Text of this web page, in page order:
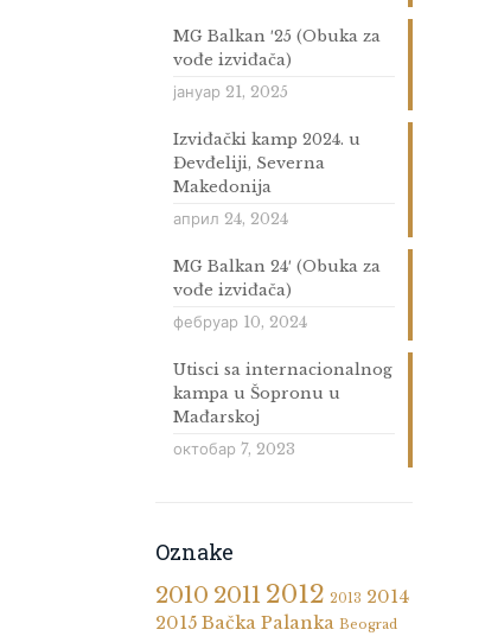
MG Balkan ′25 (Obuka za
vođe izviđača)
јануар 21, 2025
Izviđački kamp 2024. u
Đevđeliji, Severna
Makedonija
април 24, 2024
MG Balkan 24′ (Obuka za
vođe izviđača)
фебруар 10, 2024
Utisci sa internacionalnog
kampa u Šopronu u
Mađarskoj
октобар 7, 2023
Oznake
2010 2011 2012 2013 2014
2015 Bačka Palanka Beograd